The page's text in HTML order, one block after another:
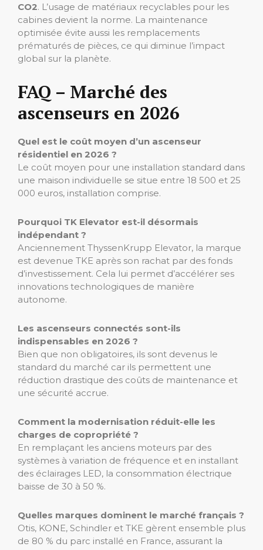
CO2. L’usage de matériaux recyclables pour les
cabines devient la norme. La maintenance
optimisée évite aussi les remplacements
prématurés de pièces, ce qui diminue l’impact
global sur la planète.
FAQ – Marché des
ascenseurs en 2026
Quel est le coût moyen d’un ascenseur
résidentiel en 2026 ?
Le coût moyen pour une installation standard dans
une maison individuelle se situe entre 18 500 et 25
000 euros, installation comprise.
Pourquoi TK Elevator est-il désormais
indépendant ?
Anciennement ThyssenKrupp Elevator, la marque
est devenue TKE après son rachat par des fonds
d’investissement. Cela lui permet d’accélérer ses
innovations technologiques de manière
autonome.
Les ascenseurs connectés sont-ils
indispensables en 2026 ?
Bien que non obligatoires, ils sont devenus le
standard du marché car ils permettent une
réduction drastique des coûts de maintenance et
une sécurité accrue.
Comment la modernisation réduit-elle les
charges de copropriété ?
En remplaçant les anciens moteurs par des
systèmes à variation de fréquence et en installant
des éclairages LED, la consommation électrique
baisse de 30 à 50 %.
Quelles marques dominent le marché français ?
Otis, KONE, Schindler et TKE gèrent ensemble plus
de 80 % du parc installé en France, assurant la